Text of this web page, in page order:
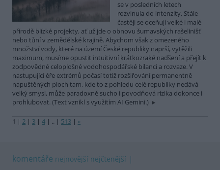
se v posledních letech
rozvinula do intenzity. Stále
častěji se oceňují velké i malé
přírodě blízké projekty, ať už jde o obnovu šumavských rašelinišť
nebo tůní v zemědělské krajině. Abychom však z omezeného
množství vody, které na území České republiky naprší, vytěžili
maximum, musíme opustit intuitivní krátkozraké nadšení a přejít k
zodpovědné celoplošné vodohospodářské bilanci a rozvaze. V
nastupující éře extrémů počasí totiž rozšiřování permanentně
napuštěných ploch tam, kde to z pohledu celé republiky nedává
velký smysl, může paradoxně sucho i povodňová rizika dokonce i
prohlubovat. (Text vznikl s využitím AI Gemini.)
1 | 2 | 3 | 4 | .. | 513 | »
komentáře nejnovější nejčtenější